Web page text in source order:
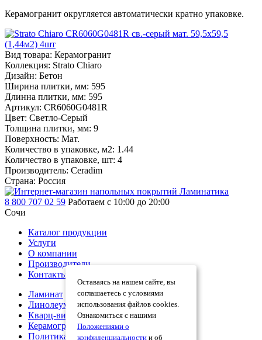
Керамогранит округляется автоматически кратно упаковке.
Вид товара: Керамогранит
Коллекция: Strato Chiaro
Дизайн: Бетон
Ширина плитки, мм: 595
Длинна плитки, мм: 595
Артикул: CR6060G0481R
Цвет: Светло-Серый
Толщина плитки, мм: 9
Поверхность: Мат.
Количество в упаковке, м2: 1.44
Количество в упаковке, шт: 4
Производитель: Ceradim
Страна: Россия
8 800 707 02 59 Работаем с 10:00 до 20:00
Сочи
Каталог продукции
Услуги
О компании
Производители
Контакты
Ламинат
Линолеум
Кварц-винил
Керамогранит
Политика конфиденциальности
Оставаясь на нашем сайте, вы
соглашаетесь с условиями
использования файлов cookies.
Ознакомиться с нашими
Положениями о
конфиденциальности и об